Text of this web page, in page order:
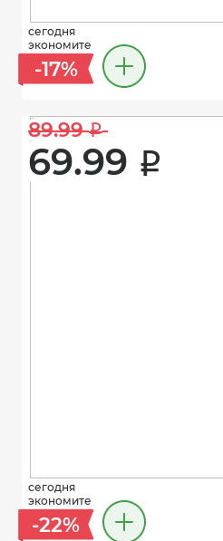
сегодня
экономите
-17%
89.99 i
69.99 i
сегодня
экономите
-22%